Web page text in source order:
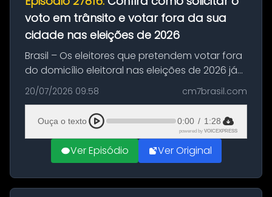
voto em trânsito e votar fora da sua
cidade nas eleições de 2026
Brasil – Os eleitores que pretendem votar fora
do domicílio eleitoral nas eleições de 2026 já
podem solicitar o voto em trânsito a partir
desta segunda-feira (20). O pedido pode ser
feito até 20 de ag...
20/07/2026 09:58 cm7brasil.com
Ouça o texto 0:00 / 1:28
powered by VOICEXPRESS
Ver Episódio Ver Original